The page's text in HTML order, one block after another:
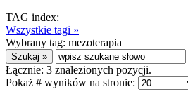
TAG index:
Wszystkie tagi »
Wybrany tag: mezoterapia
Łącznie: 3 znalezionych pozycji.
Pokaż # wyników na stronie: